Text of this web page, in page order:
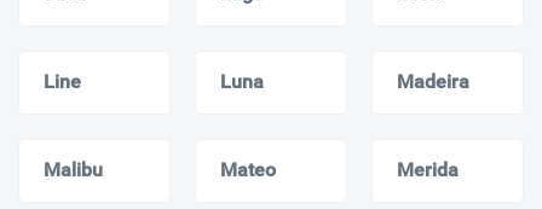
Line Luna Madeira
Malibu Mateo Merida